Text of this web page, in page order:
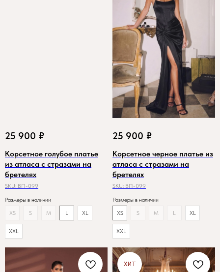
25 900 ₽
Корсетное голубое платье
из атласа с стразами на
бретелях
SKU: ВП-099
Размеры в наличии
XS
S M L XL
XXL
25 900 ₽
Корсетное черное платье из
атласа с стразами на
бретелях
SKU: ВП-099
Размеры в наличии
XS
S M L XL
XXL
ХИТ